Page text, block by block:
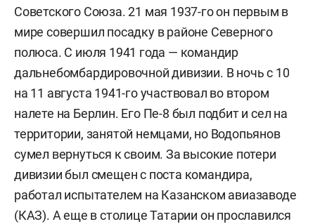
Советского Союза. 21 мая 1937-го он первым в
мире совершил посадку в районе Северного
полюса. С июля 1941 года — командир
дальнебомбардировочной дивизии. В ночь с 10
на 11 августа 1941-го участвовал во втором
налете на Берлин. Его Пе-8 был подбит и сел на
территории, занятой немцами, но Водопьянов
сумел вернуться к своим. За высокие потери
дивизии был смещен с поста командира,
работал испытателем на Казанском авиазаводе
(КАЗ). А еще в столице Татарии он прославился